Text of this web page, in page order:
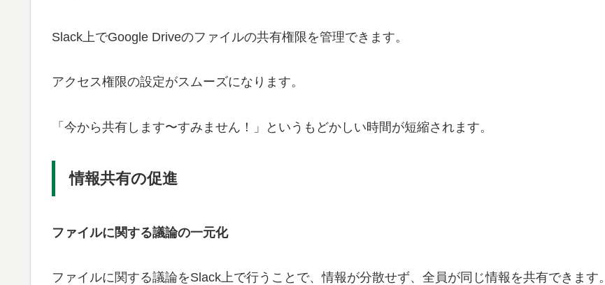
Slack上でGoogle Driveのファイルの共有権限を管理できます。
アクセス権限の設定がスムーズになります。
「今から共有します〜すみません！」というもどかしい時間が短縮されます。
情報共有の促進
ファイルに関する議論の一元化
ファイルに関する議論をSlack上で行うことで、情報が分散せず、全員が同じ情報を共有できます。